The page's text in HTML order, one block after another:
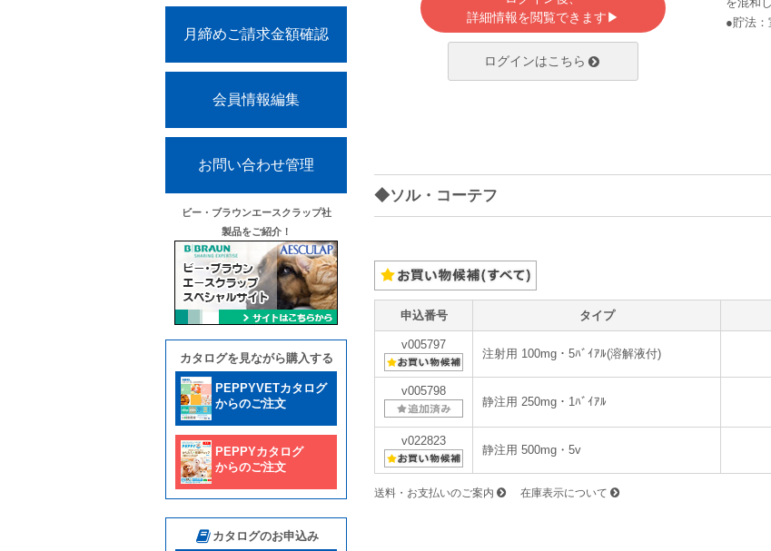
月締めご請求金額確認
会員情報編集
お問い合わせ管理
ビー・ブラウンエースクラップ社
製品をご紹介！
カタログを見ながら購入する
PEPPYVETカタログ
からのご注文
PEPPYカタログ
からのご注文
カタログのお申込み
詳細情報を閲覧できます▶
ログインはこちら
●貯法
◆ソル・コーテフ
申込番号 タイプ
v005797
注射用 100mg・5ﾊﾞｲｱﾙ(溶解液付)
v005798
静注用 250mg・1ﾊﾞｲｱﾙ
v022823
静注用 500mg・5v
送料・お支払いのご案内 在庫表示について